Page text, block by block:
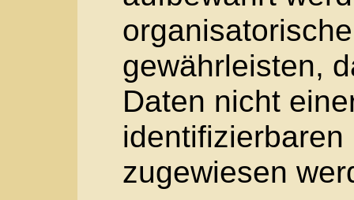
h)
juristische Person,
andere Stelle, die